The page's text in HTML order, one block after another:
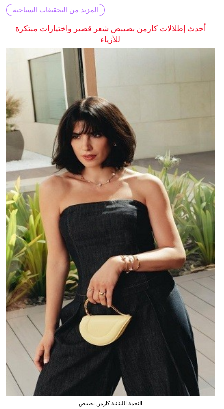
المزيد من التحقيقات السياحية
أحدث إطلالات كارمن بصيبص شعر قصير واختيارات مبتكرة
للأزياء
النجمة اللبنانية كارمن بصيبص